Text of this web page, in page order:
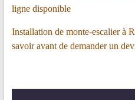
ligne disponible
Installation de monte-escalier à
savoir avant de demander un